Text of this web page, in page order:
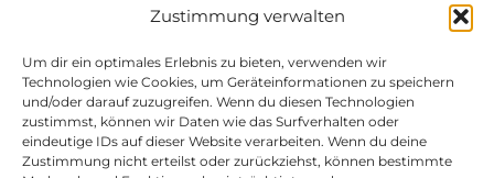
Zustimmung verwalten
Um dir ein optimales Erlebnis zu bieten, verwenden wir
Technologien wie Cookies, um Geräteinformationen zu speichern
und/oder darauf zuzugreifen. Wenn du diesen Technologien
zustimmst, können wir Daten wie das Surfverhalten oder
eindeutige IDs auf dieser Website verarbeiten. Wenn du deine
Zustimmung nicht erteilst oder zurückziehst, können bestimmte
Hirsch Newsletter
JETZT ANMELDEN